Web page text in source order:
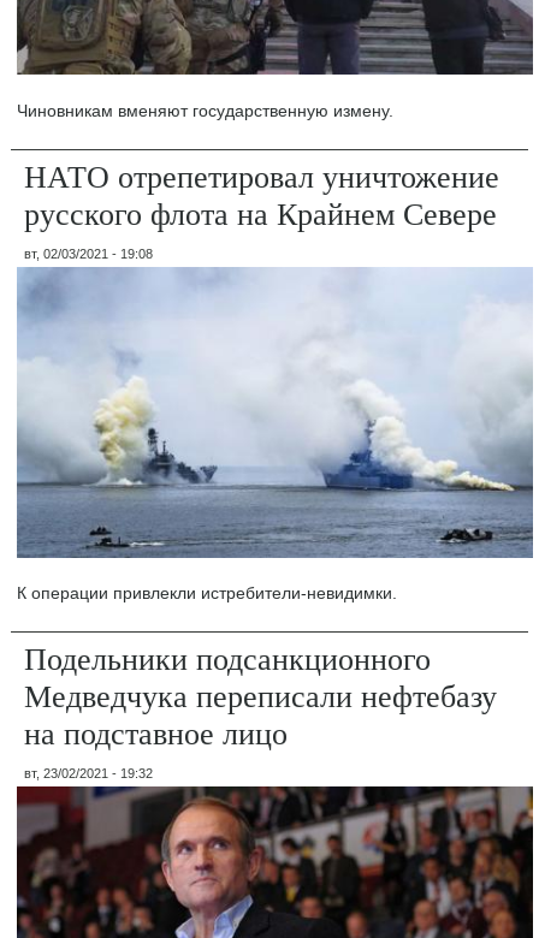
Чиновникам вменяют государственную измену.
НАТО отрепетировал уничтожение
русского флота на Крайнем Севере
вт, 02/03/2021 - 19:08
К операции привлекли истребители-невидимки.
Подельники подсанкционного
Медведчука переписали нефтебазу
на подставное лицо
вт, 23/02/2021 - 19:32